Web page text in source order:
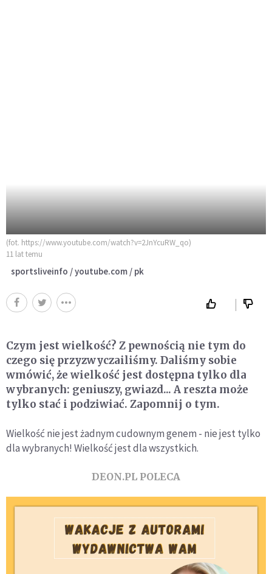
(fot. https://www.youtube.com/watch?v=2JnYcuRW_qo)
11 lat temu
sportsliveinfo / youtube.com / pk
Czym jest wielkość? Z pewnością nie tym do
czego się przyzwyczailiśmy. Daliśmy sobie
wmówić, że wielkość jest dostępna tylko dla
wybranych: geniuszy, gwiazd... A reszta może
tylko stać i podziwiać. Zapomnij o tym.
Wielkość nie jest żadnym cudownym genem - nie jest tylko
dla wybranych! Wielkość jest dla wszystkich.
DEON.PL POLECA